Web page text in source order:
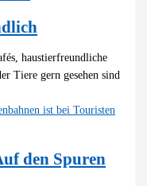
haustierfreundliche
Tiere gern gesehen sind
den Spuren